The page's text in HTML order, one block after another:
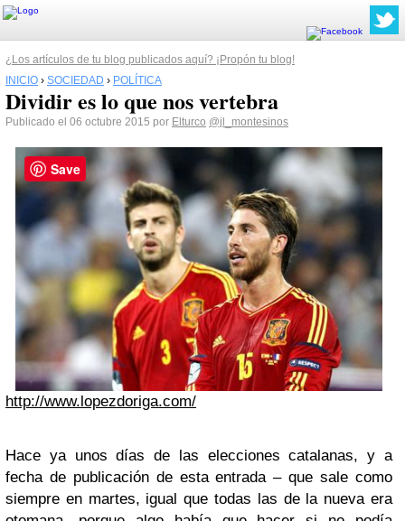
¿Los artículos de tu blog publicados aquí? ¡Propón tu blog!
INICIO › SOCIEDAD › POLÍTICA
Dividir es lo que nos vertebra
Publicado el 06 octubre 2015 por Elturco @jl_montesinos
http://www.lopezdoriga.com/
Hace ya unos días de las elecciones catalanas, y a
fecha de publicación de esta entrada – que sale como
siempre en martes, igual que todas las de la nueva era
Save